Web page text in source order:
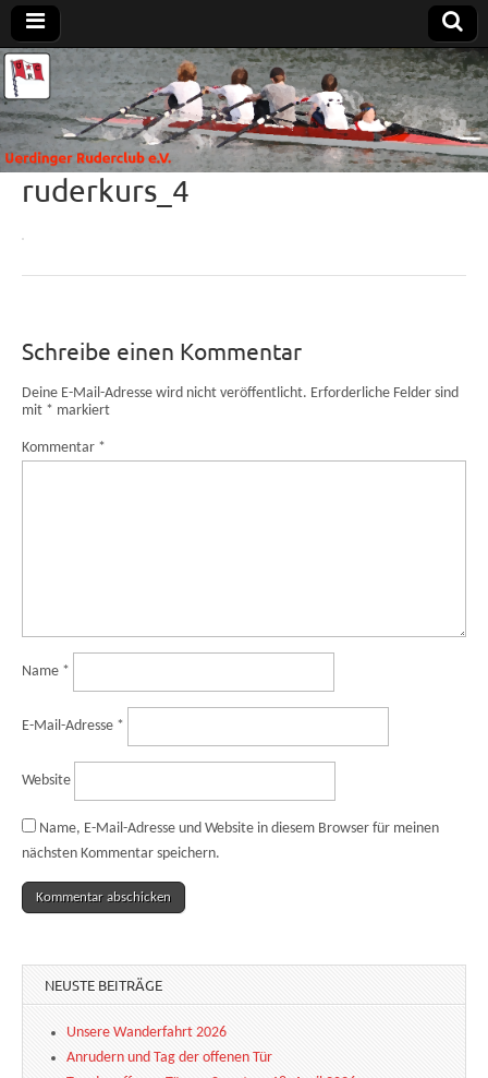
Uerdinger
Ruderclub
e.V.
Rudern in
Krefeld-
Uerdingen
ruderkurs_4
Schreibe einen Kommentar
Deine E-Mail-Adresse wird nicht veröffentlicht. Erforderliche Felder sind
mit * markiert
Kommentar *
Name *
E-Mail-Adresse *
Website
Name, E-Mail-Adresse und Website in diesem Browser für meinen
nächsten Kommentar speichern.
NEUSTE BEITRÄGE
Unsere Wanderfahrt 2026
Anrudern und Tag der offenen Tür